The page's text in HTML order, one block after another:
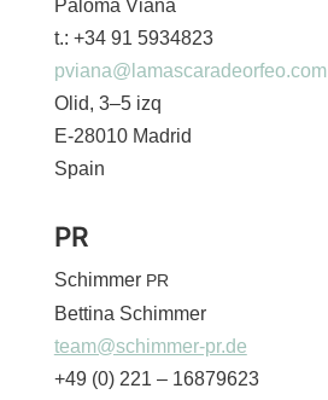
Paloma Viana ​
t.: +34 91 5934823
pviana@lamascaradeorfeo.com
Olid, 3–5 izq
E‑28010 Madrid
Spain
PR
Schimmer PR
Bettina Schimmer
team@schimmer-pr.de
+49 (0) 221 – 16879623